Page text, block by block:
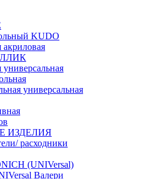
KUDO
акриловая
универсальная
ИЗДЕЛИЯ
расходники
(UNIVersal)
Валери